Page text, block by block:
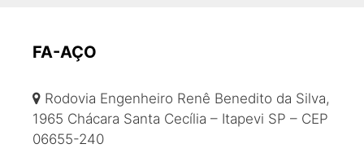
Bitola de ferro
Coluna de ferro
Colunas e vigas de ferro
Comprar barra de ferro
FA-AÇO
Rodovia Engenheiro Renê Benedito da Silva,
1965 Chácara Santa Cecília – Itapevi SP – CEP
06655-240